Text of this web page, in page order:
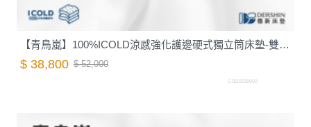
【青鳥嵐】100%ICOLD涼感強化護邊硬式獨立筒床墊-雙人5尺｜德新床墊
$ 38,800 $ 52,000
G0110028002